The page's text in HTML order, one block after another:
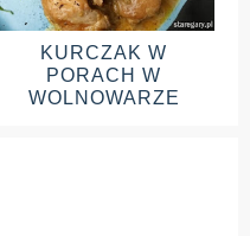
KURCZAK W
PORACH W
WOLNOWARZE